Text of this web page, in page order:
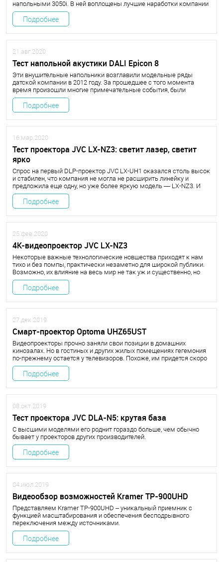
напольными 3050i. В ней воплощены лучшие наработки компании
в области создания АС.
Подробнее
21.авг.2020
Тест напольной акустики DALI Epicon 8
Эти внушительные напольники возглавили модельные ряды
датской компании в 2012 году. За прошедшее с того момента
время произошли многие примечательные события, были
созданы инновационные продукты — как в DALI, так и в отрасли в
целом, — но позиция флагмана по-прежнему остается за Epicon 8.
Подробнее
16.мар.2020
Тест проектора JVC LX-NZ3: светит лазер, светит
ярко
Спрос на первый DLP-проектор JVC LX-UH1 оказался столь высок
и стабилен, что компания не могла не расширить линейку и
предложила еще одну, но уже более яркую модель — LX-NZ3. И
она выстрелила так, что протестировать ее удалось лишь спустя
несколько месяцев после старта продаж.
Подробнее
25.фев.2020
4K-видеопроектор JVC LX-NZ3
Некоторые важные технологические новшества приходят к нам
тихо и без помпы, практически незаметно для широкой публики.
Возможно, их влияние на весь мир не так уж и существенно, но
изменения в определенной области могут оказаться
революционными. Именно это произошло недавно в сфере
дисплеев для домашнего кинотеатра. Повод для столь громкого
заявления нам дал видеопроектор JVC LX-NZ3.
Подробнее
27.дек.2019
Смарт-проектор Optoma UHZ65UST
Видеопроекторы прочно заняли свои позиции в домашних
кинозалах. Но в гостиных и других жилых помещениях гегемония
по-прежнему остается у телевизоров. Похоже, им придется скоро
потесниться – появился аппарат, способный лишить многих из них
работы. Более того, он уже доступен в России, и мы с ним
познакомились. Рассказываем…
Подробнее
08.окт.2019
Тест проектора JVC DLA-N5: крутая база
С высшими моделями его роднит гораздо больше, чем обычно
бывает у проекторов других производителей.
Подробнее
04.июл.2019
Видеообзор возможностей Kramer TP-900UHD
Представляем Kramer TP-900UHD – уникальный приемник с
функцией масштабирования и обеспечения бесподрывного
переключения между источниками.
Подробнее